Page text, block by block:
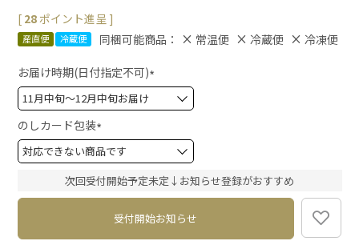
[ 28ポイント進呈 ]
産直便 冷蔵便 同梱可能商品： 常温便 冷蔵便 冷凍便
お届け時期(日付指定不可)
必
)
のしカード包装
(
必
須
次回受付開始予定未定↓お知らせ登録がおすすめ
受付開始お知らせ